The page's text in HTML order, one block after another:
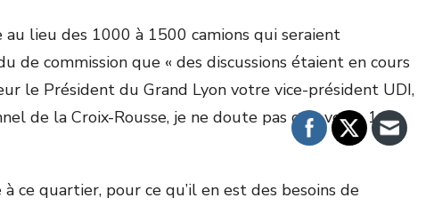
au lieu des 1000 à 1500 camions qui seraient
de commission que « des discussions étaient en cours
le Président du Grand Lyon votre vice-président UDI,
de la Croix-Rousse, je ne doute pas que votre 1er
ce quartier, pour ce qu’il en est des besoins de